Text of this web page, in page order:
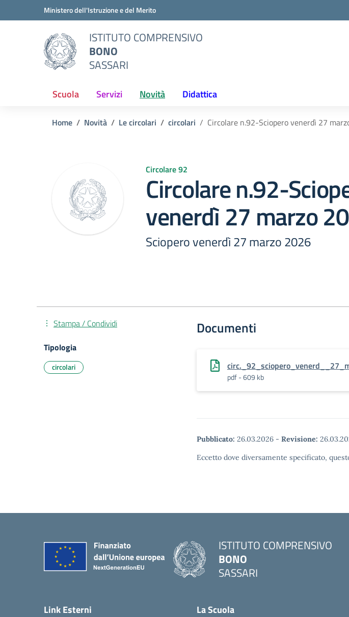
Vai ai contenuti
Vai al menu di navigazioneMinistero dell'Istruzione e del Merito
ISTITUTO COMPRENSIVO
BONO
SASSARI
Scuola Servizi Novità Didattica
Home Novità Le circolari circolari Circolare n.92-Sciopero venerdì 27
Circolare 92
Circolare n.92-
venerdì 27 marzo
Sciopero venerdì 27 marzo 2026
Documenti
pdf - 609 kb
Pubblicato: 26.03.2026 - Revisione:
Eccetto dove diversamente specificato,
Stampa / Condividi
Tipologia
circolari
ISTITUTO COMPRENSIVO
BONO
SASSARI
Link Esterni La Scuola